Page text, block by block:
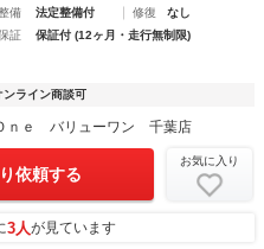
備
法定整備付 修復
なし
証
保証付 (12ヶ月・走行無制限)
ンライン商談可
ｎｅ バリューワン 千葉店
依頼する
お気に入り
3人が見ています